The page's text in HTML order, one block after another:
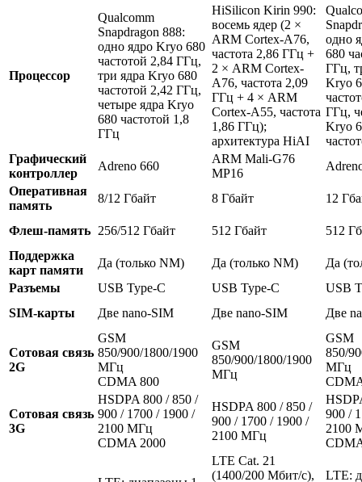
Процессор
Qualcomm
Snapdragon 888:
одно ядро Kryo 680
частотой 2,84 ГГц,
три ядра Kryo 680
частотой 2,42 ГГц,
четыре ядра Kryo
680 частотой 1,8
ГГц
HiSilicon Kirin 990:
восемь ядер (2 ×
ARM Cortex-A76,
частота 2,86 ГГц +
2 × ARM Cortex-
A76, частота 2,09
ГГц + 4 × ARM
Cortex-A55, частота
1,86 ГГц);
архитектура HiAI
одно
680
ГГц,
Kryo
ГГц,
Kryo
Графический
контроллер
Adreno 660
ARM Mali-G76
MP16
Оперативная
память
8/12 Гбайт 8 Гбайт 12
Флеш-память 256/512 Гбайт 512 Гбайт
512
Поддержка
карт памяти
Да (только NM) Да (только NM)
Да
Разъемы
USB Type-C USB Type-C
USB
SIM-карты
Две nano-SIM Две nano-SIM Две
Сотовая связь
2G
GSM
850/900/1800/1900
МГц
CDMA 800
GSM
850/900/1800/1900
МГц
GSM
850/
МГц
Сотовая связь
3G
HSDPA 800 / 850 /
900 / 1700 / 1900 /
2100 МГц
CDMA 2000
HSDPA 800 / 850 /
900 / 1700 / 1900 /
2100 МГц
900 /
2100
LTE Cat. 21
(1400/200 Мбит/с),
LTE: